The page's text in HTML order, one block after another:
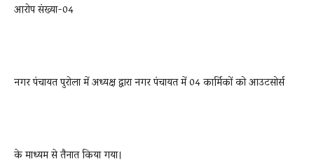
आरोप संख्या-04
नगर पंचायत पुरोला में अध्यक्ष द्वारा नगर पंचायत में 04 कार्मिकों को आउटसोर्स
के माध्यम से तैनात किया गया।